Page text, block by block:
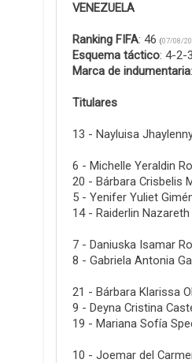
VENEZUELA
Ranking FIFA: 46 (07/08/
Esquema táctico: 4-2-
Marca de indumentaria:
Titulares
13 - Nayluisa
6 - Michelle Yeraldin
20 - Bárbara Crisbelis
5 - Yenifer Yuliet
14 - Raiderlin
7 - Daniuska Isamar
8 - Gabriela Antonia
21 - Bárbara Klarissa
9 - Deyna Cristina
19 - Mariana Sofía
10 - Joemar del